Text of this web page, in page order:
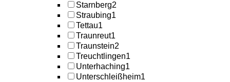
Starnberg2
Straubing1
Tettau1
Traunreut1
Traunstein2
Treuchtlingen1
Unterhaching1
Unterschleißheim1